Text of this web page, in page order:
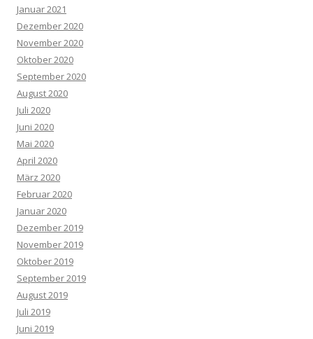
Januar 2021
Dezember 2020
November 2020
Oktober 2020
September 2020
August 2020
Juli 2020
Juni 2020
Mai 2020
April 2020
März 2020
Februar 2020
Januar 2020
Dezember 2019
November 2019
Oktober 2019
September 2019
August 2019
Juli 2019
Juni 2019